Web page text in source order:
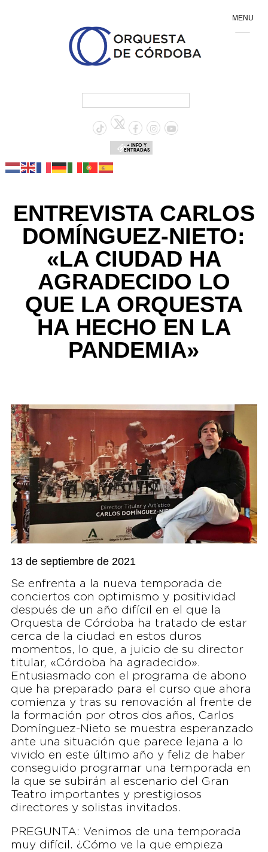
+ INFO Y
ENTRADAS
ENTREVISTA CARLOS
DOMÍNGUEZ-NIETO:
«LA CIUDAD HA
AGRADECIDO LO
QUE LA ORQUESTA
HA HECHO EN LA
PANDEMIA»
13 de septiembre de 2021
Se enfrenta a la nueva temporada de
conciertos con optimismo y positividad
después de un año difícil en el que la
Orquesta de Córdoba ha tratado de estar
cerca de la ciudad en estos duros
momentos, lo que, a juicio de su director
titular, «Córdoba ha agradecido».
Entusiasmado con el programa de abono
que ha preparado para el curso que ahora
comienza y tras su renovación al frente de
la formación por otros dos años, Carlos
Domínguez-Nieto se muestra esperanzado
ante una situación que parece lejana a lo
vivido en este último año y feliz de haber
conseguido programar una temporada en
la que se subirán al escenario del Gran
Teatro importantes y prestigiosos
directores y solistas invitados.
PREGUNTA: Venimos de una temporada
muy difícil. ¿Cómo ve la que empieza
MENU